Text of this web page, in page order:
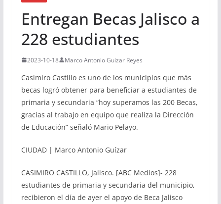
Entregan Becas Jalisco a
228 estudiantes
2023-10-18 Marco Antonio Guizar Reyes
Casimiro Castillo es uno de los municipios que más
becas logró obtener para beneficiar a estudiantes de
primaria y secundaria “hoy superamos las 200 Becas,
gracias al trabajo en equipo que realiza la Dirección
de Educación” señaló Mario Pelayo.
CIUDAD | Marco Antonio Guízar
CASIMIRO CASTILLO, Jalisco. [ABC Medios]- 228
estudiantes de primaria y secundaria del municipio,
recibieron el día de ayer el apoyo de Beca Jalisco